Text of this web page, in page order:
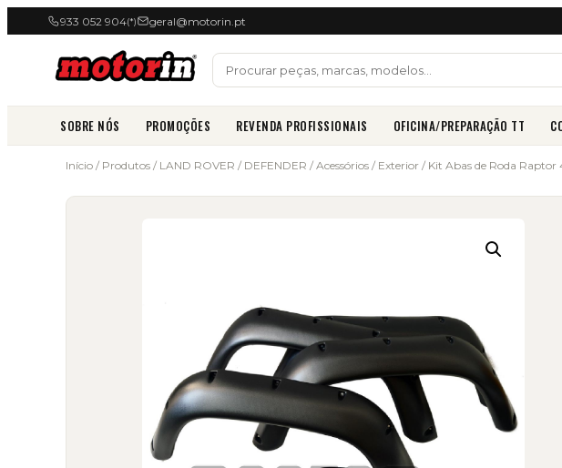
933 052 904(*) geral@motorin.pt
SOBRE NÓS PROMOÇÕES REVENDA PROFISSIONAIS OFICINA/PREPARAÇÃO TT
Início / Produtos / LAND ROVER / DEFENDER / Acessórios / Exterior / Kit Abas de Roda Raptor